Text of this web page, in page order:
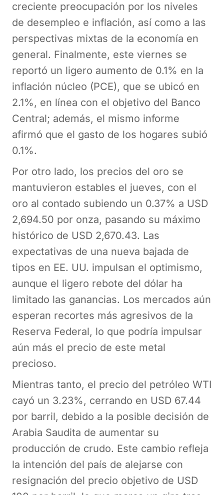
creciente preocupación por los niveles
de desempleo e inflación, así como a las
perspectivas mixtas de la economía en
general. Finalmente, este viernes se
reportó un ligero aumento de 0.1% en la
inflación núcleo (PCE), que se ubicó en
2.1%, en línea con el objetivo del Banco
Central; además, el mismo informe
afirmó que el gasto de los hogares subió
0.1%.
Por otro lado, los precios del oro se
mantuvieron estables el jueves, con el
oro al contado subiendo un 0.37% a USD
2,694.50 por onza, pasando su máximo
histórico de USD 2,670.43. Las
expectativas de una nueva bajada de
tipos en EE. UU. impulsan el optimismo,
aunque el ligero rebote del dólar ha
limitado las ganancias. Los mercados aún
esperan recortes más agresivos de la
Reserva Federal, lo que podría impulsar
aún más el precio de este metal
precioso.
Mientras tanto, el precio del petróleo WTI
cayó un 3.23%, cerrando en USD 67.44
por barril, debido a la posible decisión de
Arabia Saudita de aumentar su
producción de crudo. Este cambio refleja
la intención del país de alejarse con
resignación del precio objetivo de USD